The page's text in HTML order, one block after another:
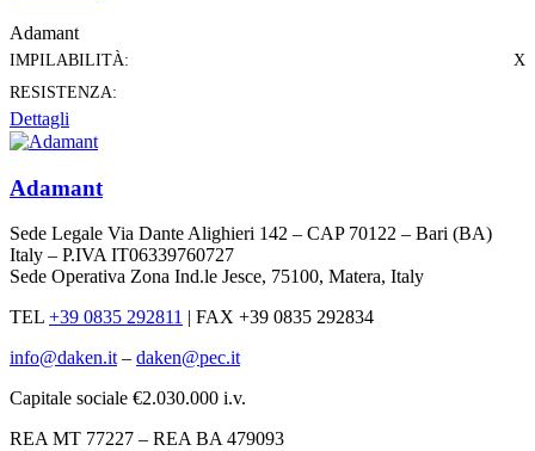
Adamant
IMPILABILITÀ:
X
RESISTENZA:
Dettagli
Adamant
Sede Legale Via Dante Alighieri 142 – CAP 70122 – Bari (BA)
Italy – P.IVA IT06339760727
Sede Operativa Zona Ind.le Jesce, 75100, Matera, Italy
TEL +39 0835 292811 | FAX +39 0835 292834
info@daken.it – daken@pec.it
Capitale sociale €2.030.000 i.v.
REA MT 77227 – REA BA 479093